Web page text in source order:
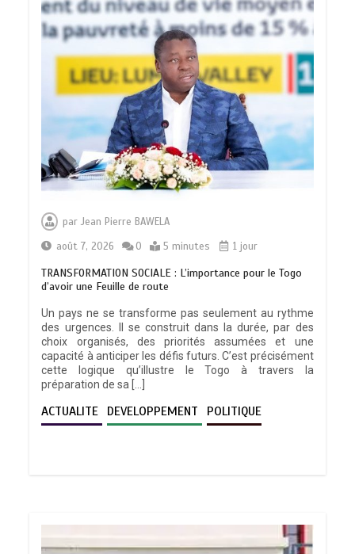
parJean Pierre BAWELA
août 7, 2026
0 5 minutes 1 jour
TRANSFORMATION SOCIALE : L’importance pour le Togo
d’avoir une Feuille de route
Un pays ne se transforme pas seulement au rythme
des urgences. Il se construit dans la durée, par des
choix organisés, des priorités assumées et une
capacité à anticiper les défis futurs. C’est précisément
cette logique qu’illustre le Togo à travers la
préparation de sa […]
ACTUALITE DEVELOPPEMENT POLITIQUE